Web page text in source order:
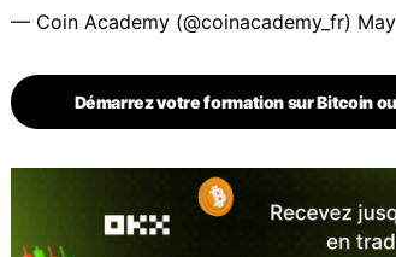
— Coin Academy (@coinacademy_fr)
Démarrez votre formation sur Bitcoin